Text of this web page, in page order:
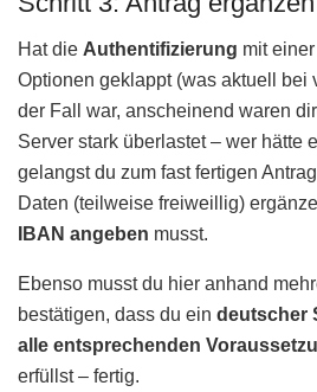
Hat die Authentifizierung mit
Optionen geklappt (was aktuell bei
der Fall war, anscheinend waren
Server stark überlastet – wer hätte
gelangst du zum fast fertigen
Daten (teilweise freiweillig)
IBAN angeben musst.
Ebenso musst du hier anhand
bestätigen, dass du ein deutscher
alle entsprechenden
erfüllst – fertig.